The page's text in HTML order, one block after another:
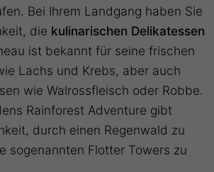
Bei Ihrem Landgang haben Sie
die kulinarischen Delikatessen
ist bekannt für seine frischen
Lachs und Krebs, aber auch
wie Walrossfleisch oder Robbe.
Rainforest Adventure gibt
durch einen Regenwald zu
sogenannten Flotter Towers zu